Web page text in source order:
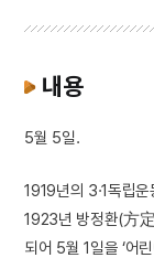
내용
5월 5일.
1919년의 3·1독립
1923년 방정환(方定
되어 5월 1일을 ‘어